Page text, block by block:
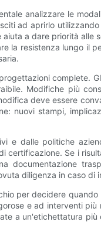
analizzare le
ad aprirlo
a dare priorità
la resistenza lungo il
complete.
Modifiche più
deve essere
nuovi stampi,
e dalle politiche
Se i
documentazione
diligenza in caso di
per decidere
e ad interventi
a un'etichettatura